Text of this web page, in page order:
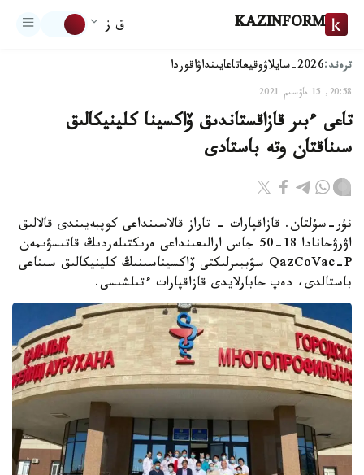
KAZINFORM ق ز
ترەند:2026-سايلاۋ وقيعاتاعايىنداۋاقوردا
20:58, 15 ماۋسىم 2021
تاعى ءبىر قازاقستاندىق ۆاكسينا كلينيكالىق
سىناقتان وتە باستادى
نۇر-سۇلتان. قازاقپارات - تاراز قالاسىنداعى كوپبەيىندى قالالىق
اۋرۋحانادا 18-50 جاس ارالىعىنداعى ەرىكتىلەردىڭ قاتىسۋىمەن
QazCoVac-P سۋببىرلىكتى ۆاكسيناسىنىڭ كلينيكالىق سىناعى
باستالدى، دەپ حابارلايدى قازاقپارات ءتىلشىسى.